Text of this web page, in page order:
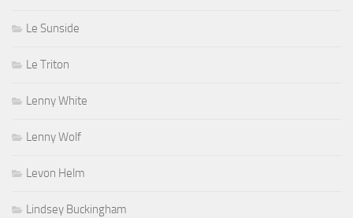
Le Sunside
Le Triton
Lenny White
Lenny Wolf
Levon Helm
Lindsey Buckingham